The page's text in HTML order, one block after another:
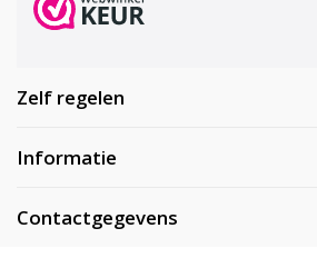
Zelf regelen
Informatie
Contactgegevens